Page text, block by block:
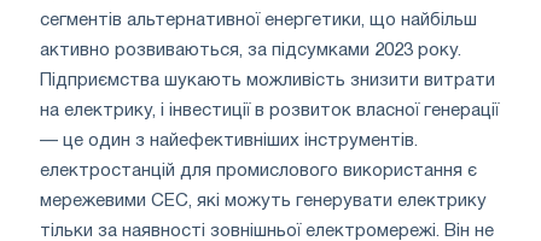
сегментів альтернативної енергетики, що найбільш
активно розвиваються, за підсумками 2023 року.
Підприємства шукають можливість знизити витрати
на електрику, і інвестиції в розвиток власної генерації
— це один з найефективніших інструментів.
електростанцій для промислового використання є
мережевими СЕС, які можуть генерувати електрику
тільки за наявності зовнішньої електромережі. Він не